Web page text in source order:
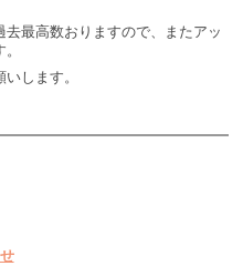
最高数おりますので、またアッ
します。